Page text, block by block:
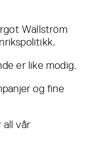
Wallström
er like modig.
og fine
all vår